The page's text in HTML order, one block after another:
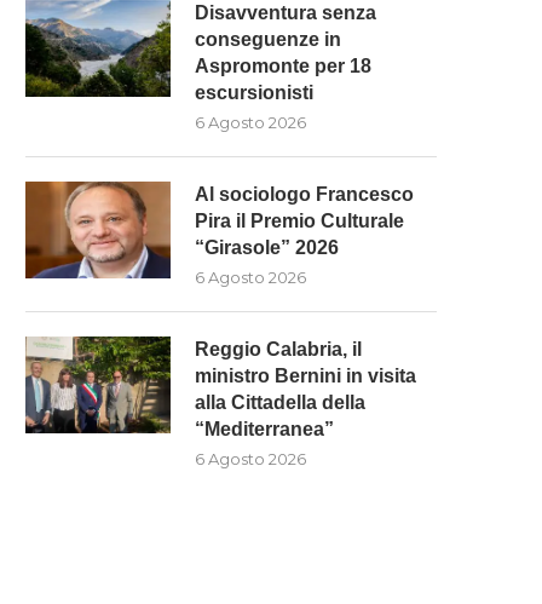
SOCIOLOGO FRANCESCO PIRA
IL PREMIO CULTURALE
“GIRASOLE”...
6 Agosto 2026
“MESE DEI BRONZI”: IL
PROTAGONISTA CON
Disavventura senza
conseguenze in
Aspromonte per 18
escursionisti
6 Agosto 2026
Al sociologo Francesco
Pira il Premio Culturale
“Girasole” 2026
6 Agosto 2026
Reggio Calabria, il
ministro Bernini in visita
alla Cittadella della
“Mediterranea”
6 Agosto 2026